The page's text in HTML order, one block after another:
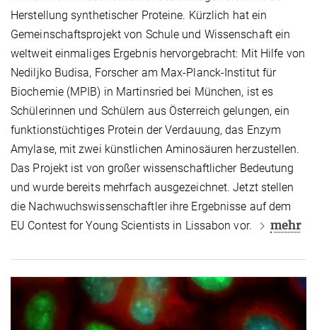
Herstellung synthetischer Proteine. Kürzlich hat ein
Gemeinschaftsprojekt von Schule und Wissenschaft ein
weltweit einmaliges Ergebnis hervorgebracht: Mit Hilfe von
Nediljko Budisa, Forscher am Max-Planck-Institut für
Biochemie (MPIB) in Martinsried bei München, ist es
Schülerinnen und Schülern aus Österreich gelungen, ein
funktionstüchtiges Protein der Verdauung, das Enzym
Amylase, mit zwei künstlichen Aminosäuren herzustellen.
Das Projekt ist von großer wissenschaftlicher Bedeutung
und wurde bereits mehrfach ausgezeichnet. Jetzt stellen
die Nachwuchswissenschaftler ihre Ergebnisse auf dem
EU Contest for Young Scientists in Lissabon vor.
mehr